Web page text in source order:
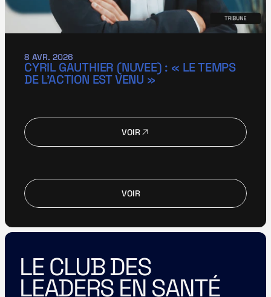
8 AVR. 2026
CYRIL GAUTHIER (NUVEE) : « LE TEMPS
DE L’ACTION EST VENU »
VOIR
VOIR
LE CLUB DES
LEADERS EN SANTÉ